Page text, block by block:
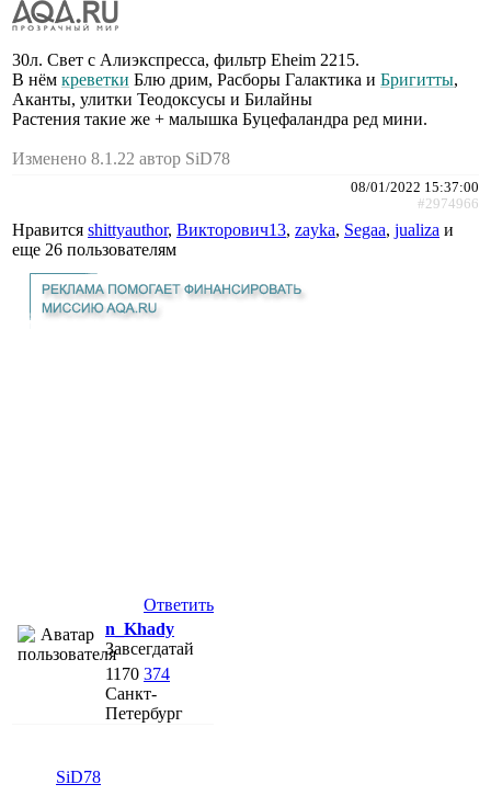
30л. Свет с Алиэкспресса, фильтр Eheim 2215.
В нём креветки Блю дрим, Расборы Галактика и Бригитты,
Аканты, улитки Теодоксусы и Билайны
Растения такие же + малышка Буцефаландра ред мини.
Изменено 8.1.22 автор SiD78
08/01/2022 15:37:00
#2974966
Нравится shittyauthor, Викторович13, zayka, Segaa, jualiza и
еще 26 пользователям
Ответить
n_Khady
Завсегдатай
1170 374
Санкт-
Петербург
SiD78